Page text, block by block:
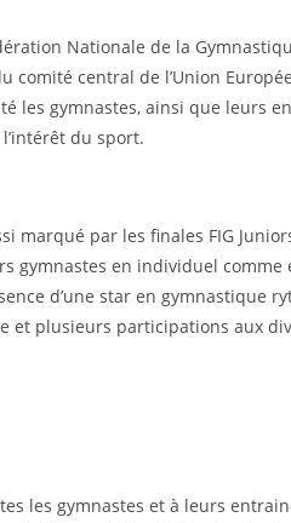
Nationale de la
comité central de l’Union
les gymnastes, ainsi que leurs
du sport.
marqué par les finales FIG
gymnastes en individuel
d’une star en gymnastique
et plusieurs participations aux
les gymnastes et à leurs